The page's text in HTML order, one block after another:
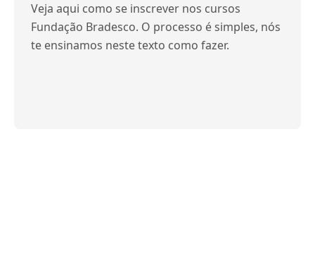
Veja aqui como se inscrever nos cursos
Fundação Bradesco. O processo é simples, nós
te ensinamos neste texto como fazer.